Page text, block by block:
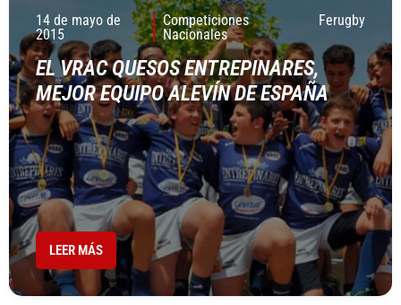
14 de mayo de
2015
Competiciones
Nacionales
Ferugby
EL VRAC QUESOS ENTREPINARES,
MEJOR EQUIPO ALEVÍN DE ESPAÑA
LEER MÁS